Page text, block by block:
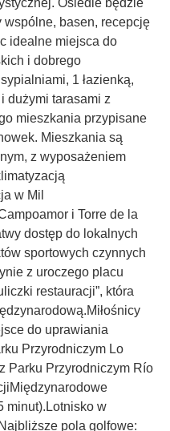
Osiedle będzie
wspólne, basen, recepcję
idealne miejsca do
i dobrego
1 łazienką,
dużymi tarasami z
mieszkania przypisane
Mieszkania są
z wyposażeniem
w Mil
i Torre de la
dostęp do lokalnych
sportowych czynnych
z uroczego placu
restauracji”, która
do uprawiania
Przyrodniczym Lo
Parku Przyrodniczym Río
minut).Lotnisko w
pola golfowe: